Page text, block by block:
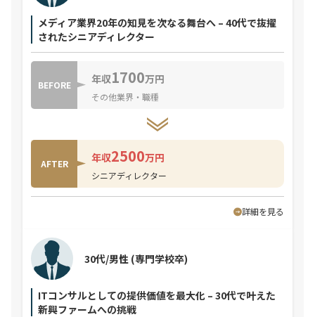
メディア業界20年の知見を次なる舞台へ – 40代で抜擢
されたシニアディレクター
BEFORE 年収1700万円
その他業界・職種
AFTER 年収2500万円
シニアディレクター
詳細を見る
ITコンサルとしての提供価値を最大化 – 30代で叶えた
新興ファームへの挑戦
30代/男性 (専門学校卒)